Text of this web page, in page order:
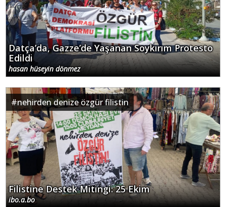
Datça’da, Gazze’de Yaşanan Soykırım Protesto
Edildi
hasan hüseyin dönmez
#nehirden denize özgür filistin
Filistine Destek Mitingi: 25 Ekim
ibo.a.bo